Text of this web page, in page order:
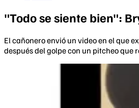
"Todo se siente bien":
El cañonero envió un video en el que
después del golpe con un pitcheo que